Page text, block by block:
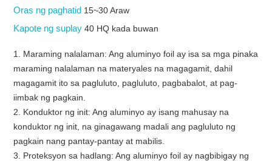
Oras ng paghatid 15~30 Araw
Kapote ng suplay40 HQ kada buwan
1. Maraming nalalaman: Ang aluminyo foil ay isa sa mga pinaka
maraming nalalaman na materyales na magagamit, dahil
magagamit ito sa pagluluto, pagluluto, pagbabalot, at pag-
iimbak ng pagkain.
2. Konduktor ng init: Ang aluminyo ay isang mahusay na
konduktor ng init, na ginagawang madali ang pagluluto ng
pagkain nang pantay-pantay at mabilis.
3. Proteksyon sa hadlang: Ang aluminyo foil ay nagbibigay ng